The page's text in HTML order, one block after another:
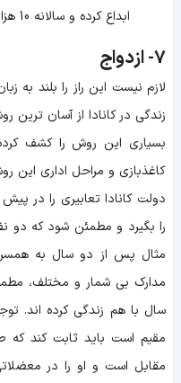
ابداع کرده و سالانه 10 هزار نفر پذیرش می شوند.
7- ازدواج
لازم نیست این راز را بلند به
زندگی در کانادا از آسان
بسیاری این روش را کشف
کاغذبازی و مراحل اداری این
دولت کانادا تعابیری را در
را بگیرد و مطمئن شود که دو
مثال پس از دو سال به
مدارک بی شمار و مختلف،
سال با هم زندگی کرده اند.
مقیم است باید ثابت کند
مقابل است و او را در